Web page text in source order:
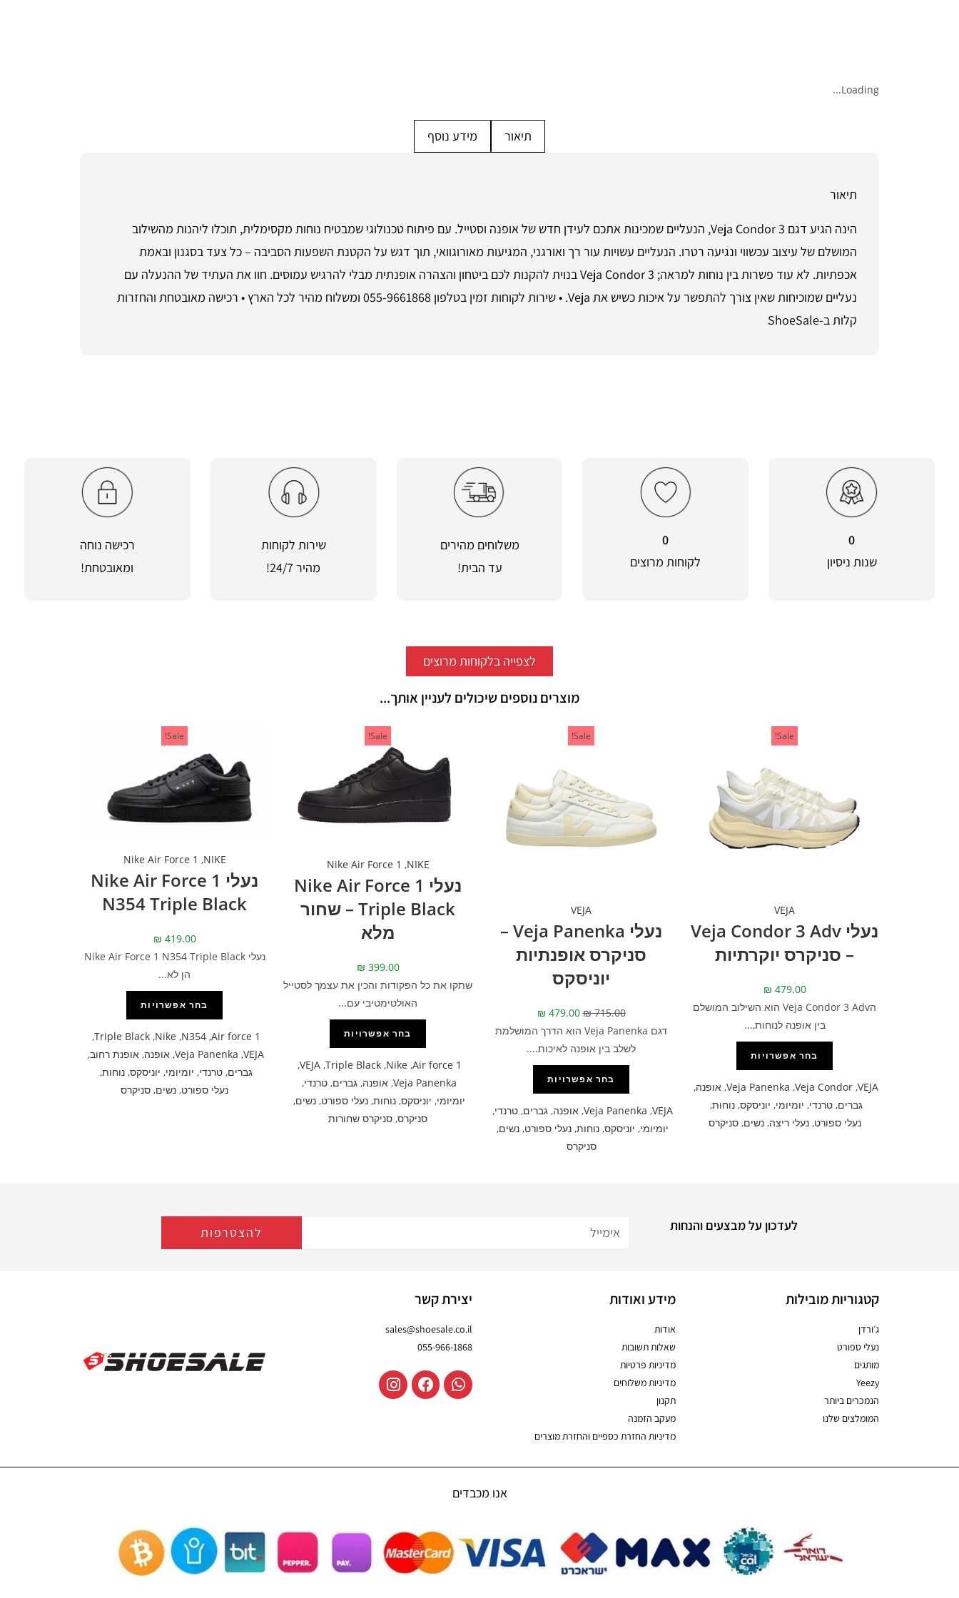
Loading...
תיאור מידע נוסף
תיאור
הינה הגיע דגם Veja Condor 3, הנעליים שמכינות אתכם לעידן חדש של אופנה וסטייל. עם פיתוח טכנולוגי שמבטיח נוחות מקסימלית, תוכלו ליהנות מהשילוב
המושלם של עיצוב עכשווי ונגיעה רטרו. הנעליים עשויות עור רך ואורגני, המגיעות מאורוגוואי, תוך דגש על הקטנת השפעות הסביבה – כל צעד בסגנון ובאמת
אכפתיות. לא עוד פשרות בין נוחות למראה; Veja Condor 3 בנוית להקנות לכם ביטחון והצהרה אופנתית מבלי להרגיש עמוסים. חוו את העתיד של ההנעלה עם
נעליים שמוכיחות שאין צורך להתפשר על איכות כשיש את Veja. • שירות לקוחות זמין בטלפון 055-9661868 ומשלוח מהיר לכל הארץ • רכישה מאובטחת והחזרות
קלות ב-ShoeSale
0
שנות ניסיון
0
לקוחות מרוצים
משלוחים מהירים
עד הבית!
שירות לקוחות
מהיר 24/7!
רכישה נוחה
ומאובטחת!
לצפייה בלקוחות מרוצים
מוצרים נוספים שיכולים לעניין אותך...
Sale!
VEJA
נעלי Veja Condor 3 Adv
– סניקרס יוקרתיות
₪ 479.00
הVeja Condor 3 Adv הוא השילוב המושלם
בין אופנה לנוחות,...
בחר אפשרויות
VEJA
,
Veja Condor
,
Veja Panenka
, אופנה,
גברים,טרנדי, יומיומי, יוניסקס,נוחות,
נעלי ספורט,נעלי ריצה,נשים,סניקרס
Sale!
VEJA
נעלי Veja Panenka –
סניקרס אופנתיות
יוניסקס
₪715.00
₪ 479.00
דגם Veja Panenka הוא הדרך המושלמת
לשלב בין אופנה לאיכות....
בחר אפשרויות
VEJA
,
Veja Panenka
, אופנה, גברים, טרנדי,
יומיומי, יוניסקס, נוחות, נעלי ספורט, נשים,
סניקרס
Sale!
NIKE
,
Nike Air Force 1
נעלי Nike Air Force 1
Triple Black – שחור
מלא
₪ 399.00
שתקו את כל הפקודות והכין את עצמך לסטייל
האולטימטיבי עם...
בחר אפשרויות
Air force 1
,
Nike
,
Triple Black
,
VEJA
,
Veja Panenka
, אופנה, גברים, טרנדי,
יומיומי, יוניסקס, נוחות, נעלי ספורט, נשים,
סניקרס, סניקרס שחורות
Sale!
NIKE
,
Nike Air Force 1
נעלי Nike Air Force 1
N354 Triple Black
₪ 419.00
נעלי Nike Air Force 1 N354 Triple Black
הן לא...
בחר אפשרויות
Air force 1
,
N354
,
Nike
,
Triple Black
,
VEJA
,
Veja Panenka
, אופנה, אופנת רחוב,
גברים,טרנדי, יומיומי, יוניסקס,נוחות,
נעלי ספורט, נשים, סניקרס
לעדכון על מבצעים והנחות להצטרפות
קטגוריות מובילות
ג׳ורדן
נעלי ספורט
מותגים
Yeezy
הנמכרים ביותר
המומלצים שלנו
מידע ואודות
אודות
שאלות תשובות
מדיניות פרטיות
מדיניות משלוחים
תקנון
מעקב הזמנה
מדיניות החזרת כספיים והחזרת מוצרים
יצירת קשר
sales@shoesale.co.il
055-966-1868
אנו מכבדים